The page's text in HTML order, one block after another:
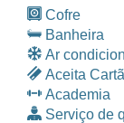
Cofre
Banheira
Ar
Aceita
Academia
Serviço de